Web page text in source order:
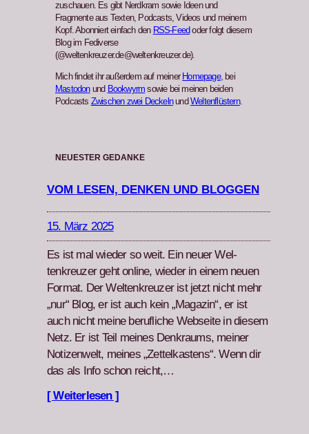
zuschauen. Es gibt Nerdkram sowie Ideen und
Fragmente aus Texten, Podcasts, Videos und meinem
Kopf. Abonniert einfach den RSS-Feed oder folgt diesem
Blog im Fediverse
(@weltenkreuzer.de@weltenkreuzer.de).
Mich findet ihr außerdem auf meiner Homepage, bei
Mastodonund Bookwyrm sowie bei meinen beiden
Podcasts Zwischen zwei DeckelnundWeltenflüstern.
NEUESTER GEDANKE
VOM LESEN, DENKEN UND BLOGGEN
15. März 2025
Es ist mal wieder so weit. Ein neuer Wel­
tenkreuzer geht online, wieder in einem neuen
For­mat. Der Wel­tenkreuzer ist jet­zt nicht mehr
„nur“ Blog, er ist auch kein „Mag­a­zin“, er ist
auch nicht meine beru­fliche Web­seite in diesem
Netz. Er ist Teil meines Denkraums, mein­er
Noti­zen­welt, meines „Zettelka­s­tens“. Wenn dir
das als Info schon reicht,…
[ Weiterlesen ]